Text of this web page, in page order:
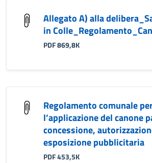
Allegato A) alla
in
PDF 869,8K
Regolamento comunale
l’applicazione del canone
concessione,
esposizione pubblicitaria
PDF 453,5K